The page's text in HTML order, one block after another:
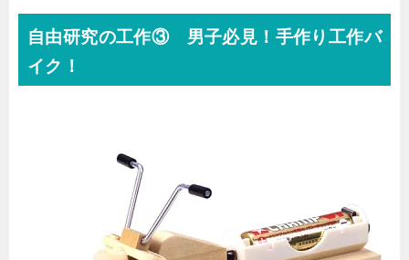
自由研究の工作③ 男子必見！手作り工作バ
イク！